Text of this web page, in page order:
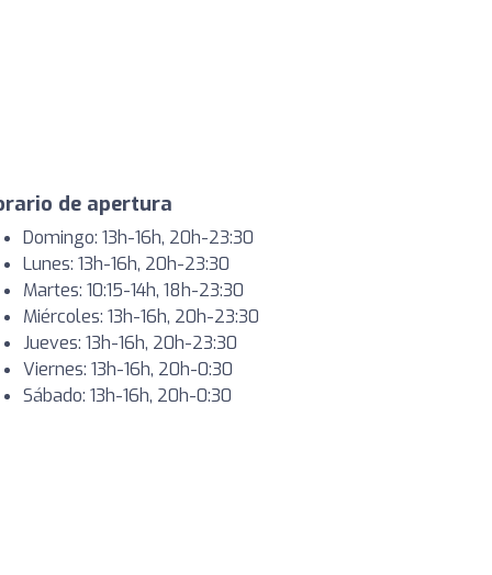
de apertura
Domingo: 13h-16h, 20h-23:30
Lunes: 13h-16h, 20h-23:30
Martes: 10:15-14h, 18h-23:30
Miércoles: 13h-16h, 20h-23:30
Jueves: 13h-16h, 20h-23:30
Viernes: 13h-16h, 20h-0:30
Sábado: 13h-16h, 20h-0:30